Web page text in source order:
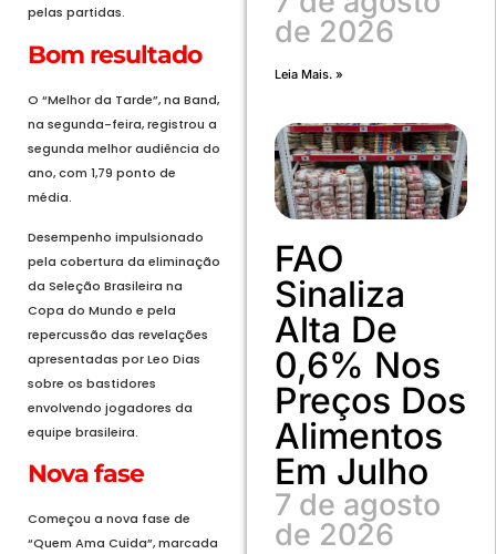
pelas partidas.
Bom resultado
O “Melhor da Tarde”, na Band,
na segunda-feira, registrou a
segunda melhor audiência do
ano, com 1,79 ponto de
média.
Desempenho impulsionado
pela cobertura da eliminação
da Seleção Brasileira na
Copa do Mundo e pela
repercussão das revelações
apresentadas por Leo Dias
sobre os bastidores
envolvendo jogadores da
equipe brasileira.
Nova fase
Começou a nova fase de
“Quem Ama Cuida”, marcada
de 2026
Leia Mais. »
FAO
Sinaliza
Alta De
0,6% Nos
Preços Dos
Alimentos
Em Julho
7 de agosto
de 2026